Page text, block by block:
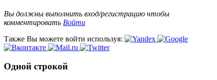
Вы должны выполнить вход/регистрацию чтобы
комментировать Войти
Также Вы можете войти используя:
Одной строкой